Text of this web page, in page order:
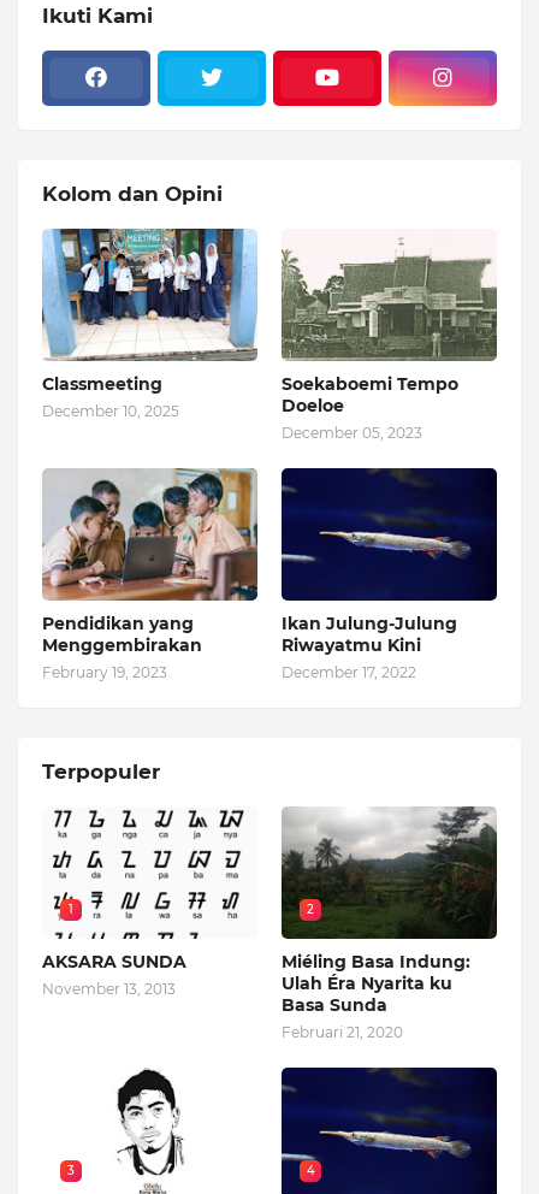
Ikuti Kami
Kolom dan Opini
Classmeeting
December 10, 2025
Soekaboemi Tempo
Doeloe
December 05, 2023
Pendidikan yang
Menggembirakan
February 19, 2023
Ikan Julung-Julung
Riwayatmu Kini
December 17, 2022
Terpopuler
1
AKSARA SUNDA
November 13, 2013
2
Miéling Basa Indung:
Ulah Éra Nyarita ku
Basa Sunda
Februari 21, 2020
3 4